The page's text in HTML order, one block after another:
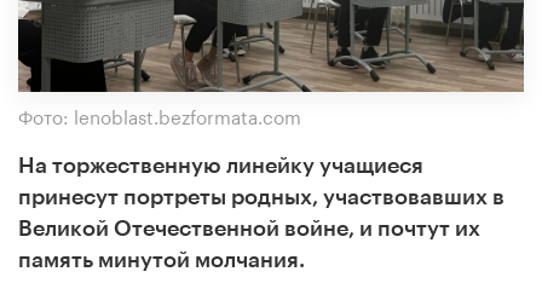
Фото: lenoblast.bezformata.com
На торжественную линейку учащиеся
принесут портреты родных, участвовавших в
Великой Отечественной войне, и почтут их
память минутой молчания.